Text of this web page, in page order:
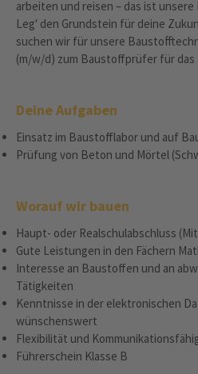
arbeiten und reisen – das ist
Leg' den Grundstein für deine
suchen wir für unsere
(m/w/d) zum Baustoffprüfer für das
Deine Aufgaben
Einsatz im Baustofflabor und auf
Prüfung von Beton und Mörtel
Worauf wir bauen
Haupt- oder Realschulabschluss
Gute Leistungen in den Fächern
Interesse an Baustoffen und an
Tätigkeiten
Kenntnisse in der elektronischen
wünschenswert
Flexibilität und
Führerschein Klasse B